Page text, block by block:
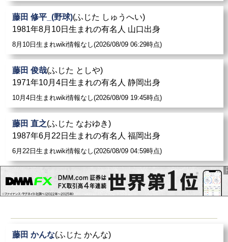
藤田 修平_(野球)(ふじた しゅうへい)
1981年8月10日生まれの有名人 山口出身
8月10日生まれwiki情報なし(2026/08/09 06:29時点)
藤田 俊哉(ふじた としや)
1971年10月4日生まれの有名人 静岡出身
10月4日生まれwiki情報なし(2026/08/09 19:45時点)
藤田 直之(ふじた なおゆき)
1987年6月22日生まれの有名人 福岡出身
6月22日生まれwiki情報なし(2026/08/09 04:59時点)
藤田 かんな(ふじた かんな)